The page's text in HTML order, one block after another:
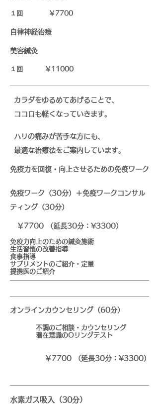
１回 ￥7700
自律神経治療
美容鍼灸
１回 ￥11000
カラダをゆるめてあげることで、
ココロも軽くなっていきます。
ハリの痛みが苦手な方にも、
最適な治療法をご案内しています。
免疫力を回復・向上させるための免疫ワーク
免疫ワーク（30分）＋免疫ワークコンサル
ティング（30分）
￥7700 （延長30分：¥3300）
免疫力向上のための鍼灸施術
生活習慣の改善指導
食事指導
サプリメントのご紹介・定量
​提携医のご紹介
オンラインカウンセリング （60分）
不調のご相談・カウンセリング
潜在意識のOリングテスト
￥7700 （延長30分：¥3300）
水素ガス吸入（30分）